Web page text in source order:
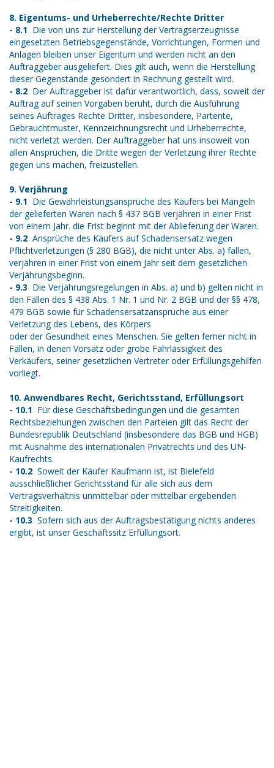
8. Eigentums- und Urheberrechte/Rechte Dritter
- 8.1 Die von uns zur Herstellung der Vertragserzeugnisse
eingesetzten Betriebsgegenstände, Vorrichtungen, Formen und
Anlagen bleiben unser Eigentum und werden nicht an den
Auftraggeber ausgeliefert. Dies gilt auch, wenn die Herstellung
dieser Gegenstände gesondert in Rechnung gestellt wird.
- 8.2 Der Auftraggeber ist dafür verantwortlich, dass, soweit der
Auftrag auf seinen Vorgaben beruht, durch die Ausführung
seines Auftrages Rechte Dritter, insbesondere, Partente,
Gebrauchtmuster, Kennzeichnungsrecht und Urheberrechte,
nicht verletzt werden. Der Auftraggeber hat uns insoweit von
allen Ansprüchen, die Dritte wegen der Verletzung ihrer Rechte
gegen uns machen, freizustellen.
9. Verjährung
- 9.1 Die Gewährleistungsansprüche des Käufers bei Mängeln
der gelieferten Waren nach § 437 BGB verjähren in einer Frist
von einem Jahr. die Frist beginnt mit der Ablieferung der Waren.
- 9.2 Ansprüche des Käufers auf Schadensersatz wegen
Pflichtverletzungen (§ 280 BGB), die nicht unter Abs. a) fallen,
verjähren in einer Frist von einem Jahr seit dem gesetzlichen
Verjährungsbeginn.
- 9.3 Die Verjährungsregelungen in Abs. a) und b) gelten nicht in
den Fällen des § 438 Abs. 1 Nr. 1 und Nr. 2 BGB und der §§ 478,
479 BGB sowie für Schadensersatzansprüche aus einer
Verletzung des Lebens, des Körpers
oder der Gesundheit eines Menschen. Sie gelten ferner nicht in
Fällen, in denen Vorsatz oder grobe Fahrlässigkeit des
Verkäufers, seiner gesetzlichen Vertreter oder Erfüllungsgehilfen
vorliegt.
10. Anwendbares Recht, Gerichtsstand, Erfüllungsort
- 10.1 Für diese Geschäftsbedingungen und die gesamten
Rechtsbeziehungen zwischen den Parteien gilt das Recht der
Bundesrepublik Deutschland (insbesondere das BGB und HGB)
mit Ausnahme des internationalen Privatrechts und des UN-
Kaufrechts.
- 10.2 Soweit der Käufer Kaufmann ist, ist Bielefeld
ausschließlicher Gerichtsstand für alle sich aus dem
Vertragsverhältnis unmittelbar oder mittelbar ergebenden
Streitigkeiten.
- 10.3 Sofern sich aus der Auftragsbestätigung nichts anderes
ergibt, ist unser Geschäftssitz Erfüllungsort.